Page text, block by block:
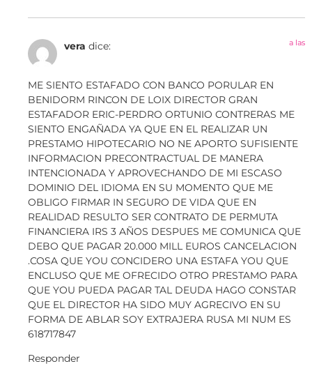
vera dice: a las
ME SIENTO ESTAFADO CON BANCO PORULAR EN
BENIDORM RINCON DE LOIX DIRECTOR GRAN
ESTAFADOR ERIC-PERDRO ORTUNIO CONTRERAS ME
SIENTO ENGAÑADA YA QUE EN EL REALIZAR UN
PRESTAMO HIPOTECARIO NO NE APORTO SUFISIENTE
INFORMACION PRECONTRACTUAL DE MANERA
INTENCIONADA Y APROVECHANDO DE MI ESCASO
DOMINIO DEL IDIOMA EN SU MOMENTO QUE ME
OBLIGO FIRMAR IN SEGURO DE VIDA QUE EN
REALIDAD RESULTO SER CONTRATO DE PERMUTA
FINANCIERA IRS 3 AÑOS DESPUES ME COMUNICA QUE
DEBO QUE PAGAR 20.000 MILL EUROS CANCELACION
.COSA QUE YOU CONCIDERO UNA ESTAFA YOU QUE
ENCLUSO QUE ME OFRECIDO OTRO PRESTAMO PARA
QUE YOU PUEDA PAGAR TAL DEUDA HAGO CONSTAR
QUE EL DIRECTOR HA SIDO MUY AGRECIVO EN SU
FORMA DE ABLAR SOY EXTRAJERA RUSA MI NUM ES
618717847
Responder